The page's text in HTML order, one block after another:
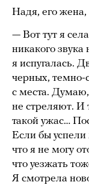
Надя, его жена,
— Вот тут я
никакого звука
я испугалась.
черных, темно-
с места.
не стреляют. И
такой ужас…
Если бы успели
что я не могу
что уезжать
Я смотрела